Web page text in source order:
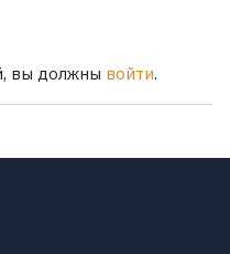
вы должны войти.